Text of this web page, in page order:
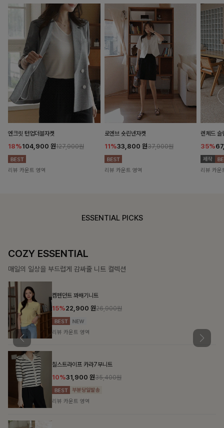
엔크릿 턴업더블자켓
18%104,900 원127,900원
리뷰 카운트 영역
로엔브 숏린넨자켓
11%33,800 원37,900원
리뷰 카운트 영역
렌체드
35%
리뷰 카운
ESSENTIAL PICKS
COZY ESSENTIAL
매일의 일상을 부드럽게 감싸줄 니트 컬렉션
켐펜던트 꽈배기니트
15%22,900 원26,900원
리뷰 카운트 영역
칠스트라이프 카라7부니트
10%31,900 원35,400원
리뷰 카운트 영역